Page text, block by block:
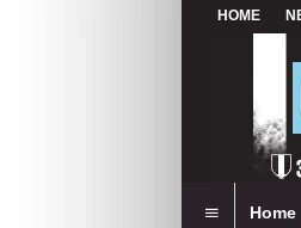
HOME
Home